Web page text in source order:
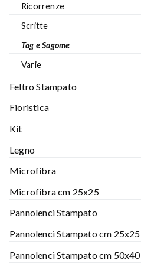
Ricorrenze
Scritte
Tag e Sagome
Varie
Feltro Stampato
Fioristica
Kit
Legno
Microfibra
Microfibra cm 25x25
Pannolenci Stampato
Pannolenci Stampato cm 25x25
Pannolenci Stampato cm 50x40